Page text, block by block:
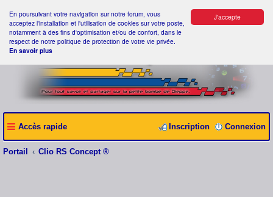
J'accepte
En poursuivant votre navigation sur notre forum, vous
acceptez l'installation et l'utilisation de cookies sur votre poste,
notamment à des fins d'optimisation et/ou de confort, dans le
respect de notre politique de protection de votre vie privée.
En savoir plus
Accès rapide Connexion
Inscription
Portail Clio RS Concept ®